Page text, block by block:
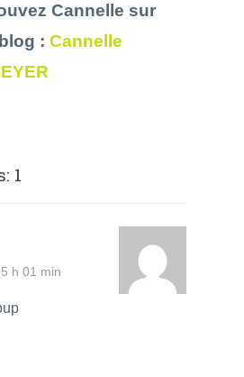
Cannelle sur
: Cannelle
1
h 01 min